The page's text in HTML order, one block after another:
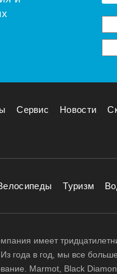
Сервис Новости
Туризм
имеет
года в год, мы все
Marmot, Black